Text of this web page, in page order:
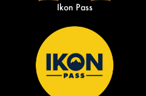
Ikon Pass